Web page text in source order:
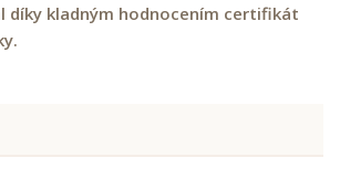
díky kladným hodnocením certifikát